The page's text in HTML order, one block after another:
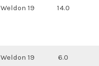
Weldon 19 14.0
Weldon 19 6.0